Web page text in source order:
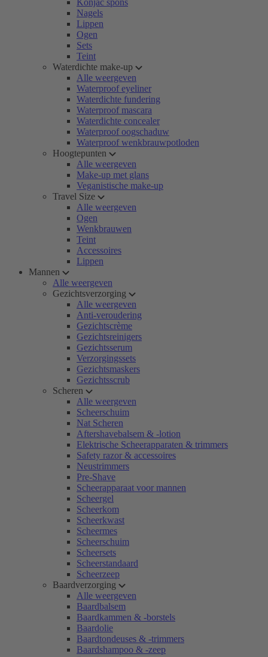
Konjac spons
Nagels
Lippen
Ogen
Sets
Teint
Waterdichte make-up
Alle weergeven
Waterproof eyeliner
Waterdichte fundering
Waterproof mascara
Waterdichte concealer
Waterproof oogschaduw
Waterproof wenkbrauwpotloden
Hoogtepunten
Alle weergeven
Make-up met glans
Veganistische make-up
Travel Size
Alle weergeven
Ogen
Wenkbrauwen
Teint
Accessoires
Lippen
Mannen
Alle weergeven
Gezichtsverzorging
Alle weergeven
Anti-veroudering
Gezichtscrème
Gezichtsreinigers
Gezichtsserum
Verzorgingssets
Gezichtsmaskers
Gezichtsscrub
Scheren
Alle weergeven
Scheerschuim
Nat Scheren
Aftershavebalsem & -lotion
Elektrische Scheerapparaten & trimmers
Safety razor & accessoires
Neustrimmers
Pre-Shave
Scheerapparaat voor mannen
Scheergel
Scheerkom
Scheerkwast
Scheermes
Scheerschuim
Scheersets
Scheerstandaard
Scheerzeep
Baardverzorging
Alle weergeven
Baardbalsem
Baardkammen & -borstels
Baardolie
Baardtondeuses & -trimmers
Baardshampoo & -zeep